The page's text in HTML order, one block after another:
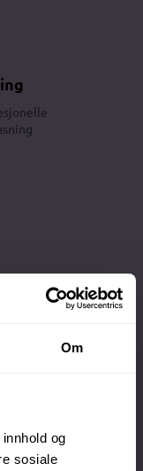
Om
og
sosiale
vi setter